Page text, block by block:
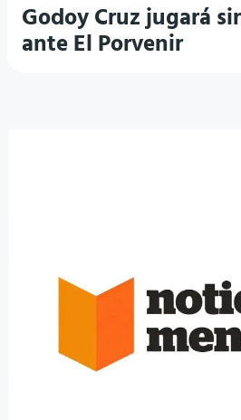
Godoy Cruz jugará
ante El Porvenir